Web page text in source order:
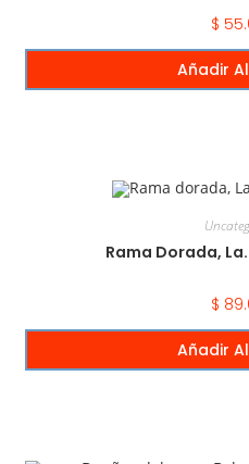
$
Añadir
Rama Dorada,
$
Añadir